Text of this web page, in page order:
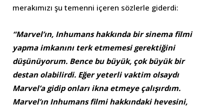
merakımızı şu temenni içeren sözlerle giderdi:
“Marvel’ın, Inhumans hakkında bir sinema filmi
yapma imkanını terk etmemesi gerektiğini
düşünüyorum. Bence bu büyük, çok büyük bir
destan olabilirdi. Eğer yeterli vaktim olsaydı
Marvel’a gidip onları ikna etmeye çalışırdım.
Marvel’ın Inhumans filmi hakkındaki hevesini,